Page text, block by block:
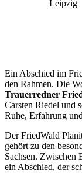
Ein Abschied im
den Rahmen. Die
Trauerredner
Carsten Riedel und
Ruhe, Erfahrung
Der FriedWald
gehört zu den
Sachsen. Zwischen
ein Abschied, der